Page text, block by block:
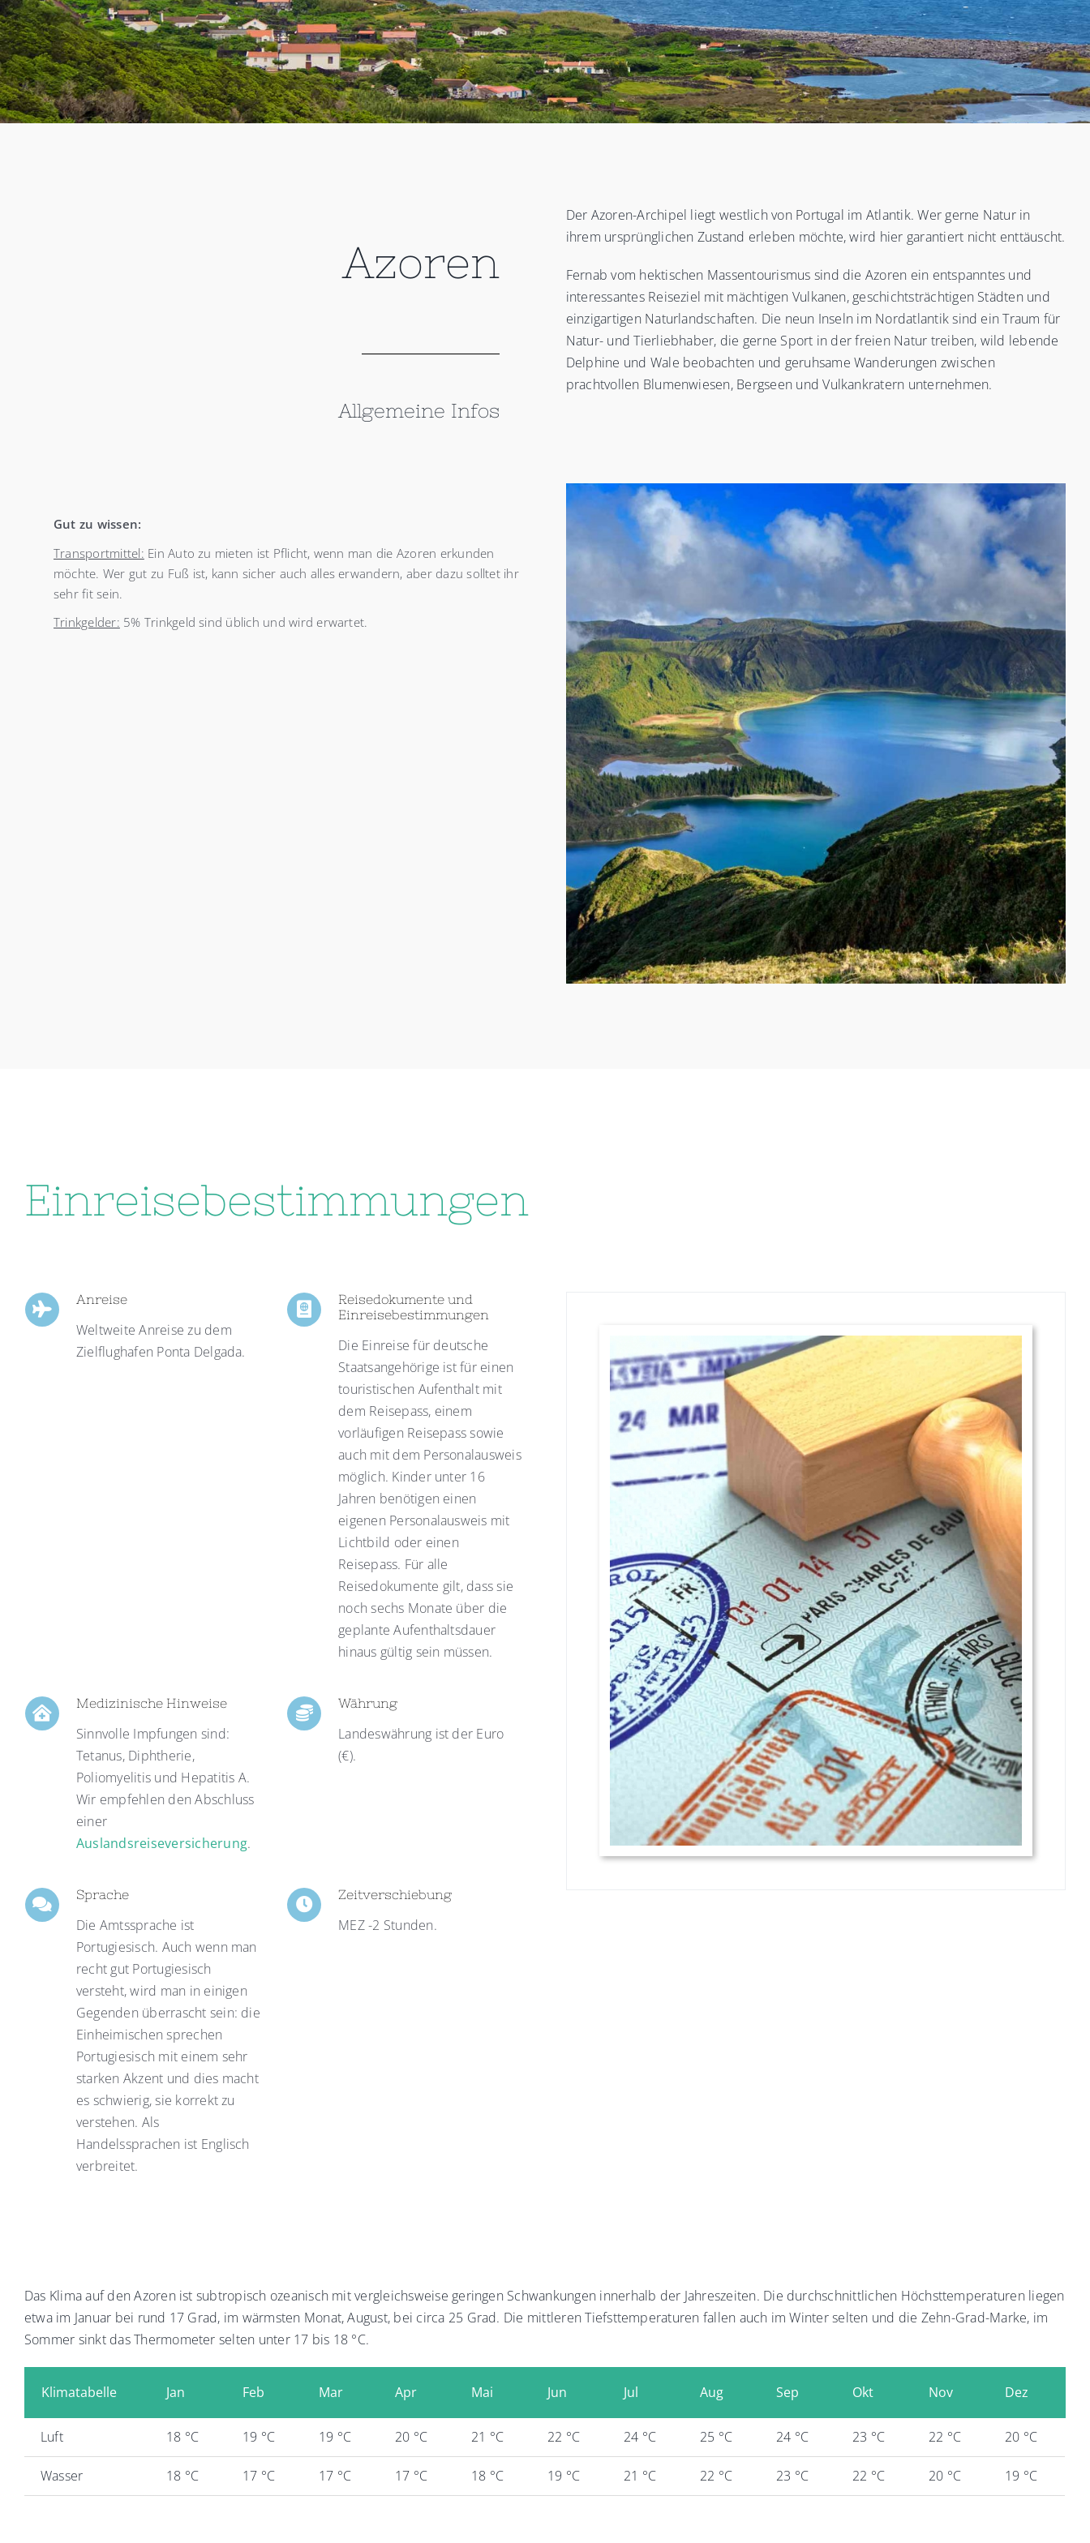
Azoren
Allgemeine Infos
Der Azoren-Archipel liegt westlich von Portugal im Atlantik. Wer gerne Natur in
ihrem ursprünglichen Zustand erleben möchte, wird hier garantiert nicht enttäuscht.
Fernab vom hektischen Massentourismus sind die Azoren ein entspanntes und
interessantes Reiseziel mit mächtigen Vulkanen, geschichtsträchtigen Städten und
einzigartigen Naturlandschaften. Die neun Inseln im Nordatlantik sind ein Traum für
Natur- und Tierliebhaber, die gerne Sport in der freien Natur treiben, wild lebende
Delphine und Wale beobachten und geruhsame Wanderungen zwischen
prachtvollen Blumenwiesen, Bergseen und Vulkankratern unternehmen.
Gut zu wissen:
Transportmittel: Ein Auto zu mieten ist Pflicht, wenn man die Azoren erkunden
möchte. Wer gut zu Fuß ist, kann sicher auch alles erwandern, aber dazu solltet ihr
sehr fit sein.
Trinkgelder: 5% Trinkgeld sind üblich und wird erwartet.
Einreisebestimmungen
Anreise
Weltweite Anreise zu dem
Zielflughafen Ponta Delgada.
Reisedokumente und
Einreisebestimmungen
Die Einreise für deutsche
Staatsangehörige ist für einen
touristischen Aufenthalt mit
dem Reisepass, einem
vorläufigen Reisepass sowie
auch mit dem Personalausweis
möglich. Kinder unter 16
Jahren benötigen einen
eigenen Personalausweis mit
Lichtbild oder einen
Reisepass. Für alle
Reisedokumente gilt, dass sie
noch sechs Monate über die
geplante Aufenthaltsdauer
hinaus gültig sein müssen.
Medizinische Hinweise
Sinnvolle Impfungen sind:
Tetanus, Diphtherie,
Poliomyelitis und Hepatitis A.
Wir empfehlen den Abschluss
einer
Auslandsreiseversicherung.
Währung
Landeswährung ist der Euro
(€).
Sprache
Die Amtssprache ist
Portugiesisch. Auch wenn man
recht gut Portugiesisch
versteht, wird man in einigen
Gegenden überrascht sein: die
Einheimischen sprechen
Portugiesisch mit einem sehr
starken Akzent und dies macht
es schwierig, sie korrekt zu
verstehen. Als
Handelssprachen ist Englisch
verbreitet.
Zeitverschiebung
MEZ -2 Stunden.
Das Klima auf den Azoren ist subtropisch ozeanisch mit vergleichsweise geringen Schwankungen innerhalb der Jahreszeiten. Die durchschnittlichen Höchsttemperaturen liegen
etwa im Januar bei rund 17 Grad, im wärmsten Monat, August, bei circa 25 Grad. Die mittleren Tiefsttemperaturen fallen auch im Winter selten und die Zehn-Grad-Marke, im
Sommer sinkt das Thermometer selten unter 17 bis 18 °C.
Klimatabelle Jan Feb Mar Apr Mai Jun Jul Aug Sep Okt Nov Dez
Luft 18 °C 19 °C 19 °C 20 °C 21 °C 22 °C 24 °C 25 °C 24 °C 23 °C 22 °C 20 °C
Wasser 18 °C 17 °C 17 °C 17 °C 18 °C 19 °C 21 °C 22 °C 23 °C 22 °C 20 °C 19 °C